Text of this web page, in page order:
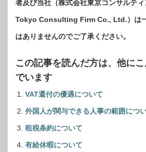
者及び当社（株式会社東京コンサルテ
Tokyo Consulting Firm Co., Ltd.）は
はありませんのでご了承ください。
この記事を読んだ方は、他に
でいます
VAT還付の優遇について
外国人が関与できる人事の範囲につ
租税条約について
有給休暇について